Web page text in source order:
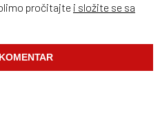
pročitajte i složite se sa